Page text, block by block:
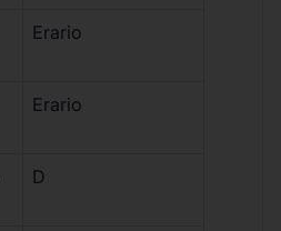
Erario
Erario
D